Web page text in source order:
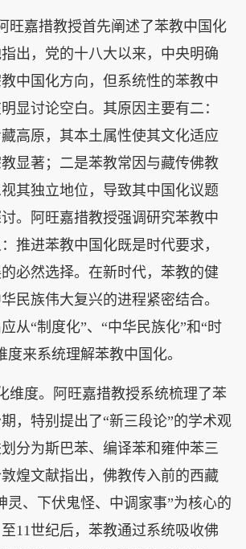
旺嘉措教授首先阐述了苯教中国化
出，党的十八大以来，中央明确
中国化方向，但系统性的苯教中
显讨论空白。其原因主要有二：
高原，其本土属性使其文化适应
显著；二是苯教常因与藏传佛教
其独立地位，导致其中国化议题
。阿旺嘉措教授强调研究苯教中
推进苯教中国化既是时代要求，
必然选择。在新时代，苯教的健
民族伟大复兴的进程紧密结合。
从“制度化”、“中华民族化”和“时
度来系统理解苯教中国化。
维度。阿旺嘉措教授系统梳理了苯
，特别提出了“新三段论”的学术观
分为斯巴苯、编译苯和雍仲苯三
煌文献指出，佛教传入前的西藏
灵、下伏鬼怪、中调家事”为核心的
11世纪后，苯教通过系统吸收佛